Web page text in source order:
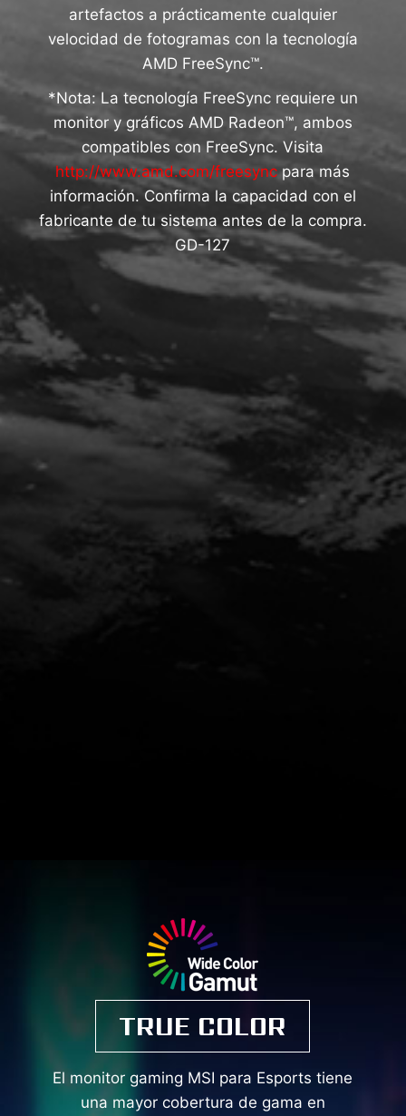
artefactos a prácticamente cualquier
velocidad de fotogramas con la tecnología
AMD FreeSync™.
*Nota: La tecnología FreeSync requiere un
monitor y gráficos AMD Radeon™, ambos
compatibles con FreeSync. Visita
http://www.amd.com/freesync para más
información. Confirma la capacidad con el
fabricante de tu sistema antes de la compra.
GD-127
TRUE COLOR
El monitor gaming MSI para Esports tiene
una mayor cobertura de gama en